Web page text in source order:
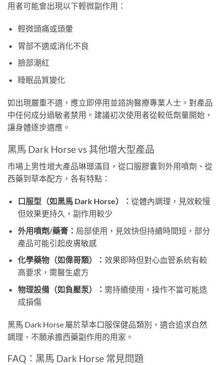
用者可能會出現以下輕微副作用：
輕微頭痛或頭暈
胃部不適或消化不良
臉部潮紅
睡眠品質變化
如出現嚴重不適，應立即停用並諮詢醫療專業人士。對產品
中任何成分過敏者禁用。建議初次使用者從較低劑量開始，
讓身體逐步適應。
黑馬 Dark Horse vs 其他增大型產品
市場上男性增大產品琳瑯滿目，從口服膠囊到外用噴劑、從
西藥到草本配方，各有特點：
口服型（如黑馬 Dark Horse）： 從體內調理，見效較慢
但效果更持久，副作用較少
外用噴劑/藥膏： 局部使用，見效快但持續時間短，部分
產品可能引起皮膚敏感
化學藥物（如偉哥類）： 效果即時但對心血管系統有較
高要求，需醫生處方
物理設備（如負壓泵）： 需持續使用，操作不當可能造
成損傷
黑馬 Dark Horse 屬於草本口服保健品類別，適合追求自然
調理、不願承擔西藥副作用的用家。
FAQ：黑馬 Dark Horse 常見問題